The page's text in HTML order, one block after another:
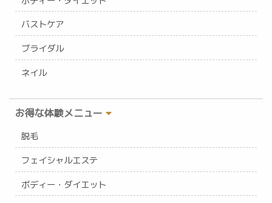
バストケア
ブライダル
ネイル
お得な体験メニュー
脱毛
フェイシャルエステ
ボディー・ダイエット